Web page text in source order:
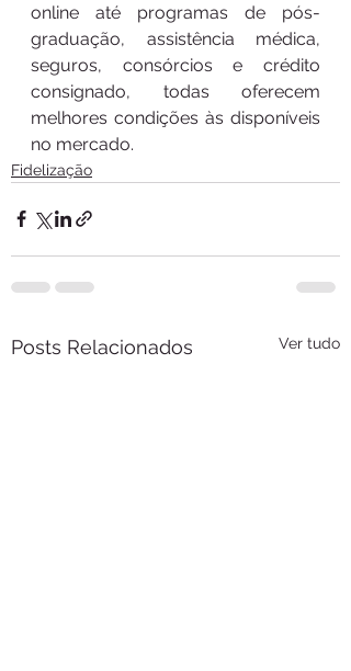
online até programas de pós-
graduação, assistência médica,
seguros, consórcios e crédito
consignado, todas oferecem
melhores condições às disponíveis
no mercado.
Fidelização
Posts Relacionados Ver tudo